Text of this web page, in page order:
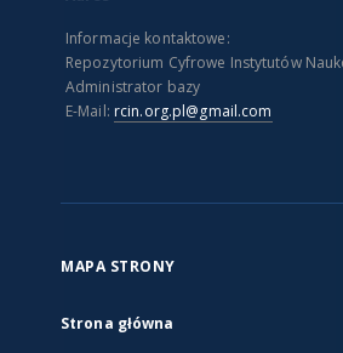
Informacje kontaktowe:
Repozytorium Cyfrowe Instytutów
Administrator bazy
E-Mail: rcin.org.pl@gmail.com
MAPA STRONY
Strona główna